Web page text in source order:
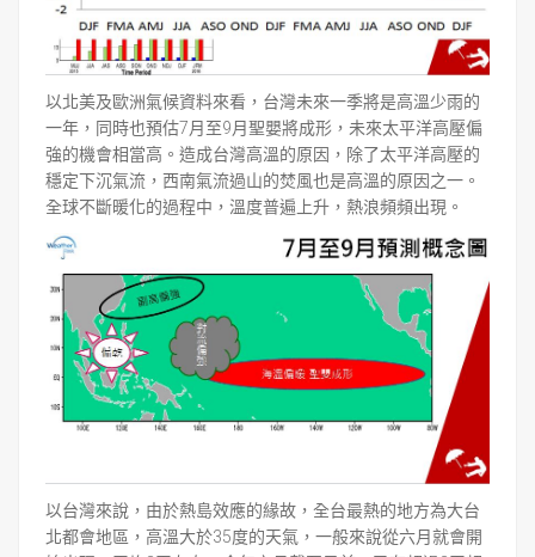
以北美及歐洲氣候資料來看，台灣未來一季將是高溫少雨的
一年，同時也預估7月至9月聖嬰將成形，未來太平洋高壓偏
強的機會相當高。造成台灣高溫的原因，除了太平洋高壓的
穩定下沉氣流，西南氣流過山的焚風也是高溫的原因之一。
全球不斷暖化的過程中，溫度普遍上升，熱浪頻頻出現。
以台灣來說，由於熱島效應的緣故，全台最熱的地方為大台
北都會地區，高溫大於35度的天氣，一般來說從六月就會開